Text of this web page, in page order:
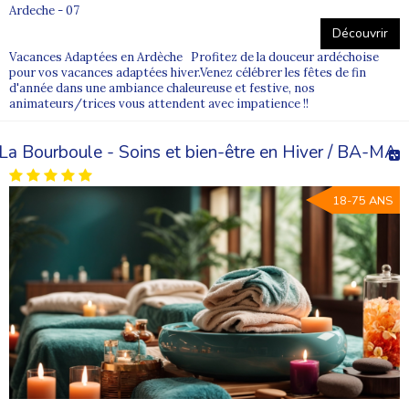
Nos conseillers vous accompagnent pour sélectionner un séjour
en adéquation avec l’autonomie et les attentes du vacancier.
Où consulter tous les séjours adaptés Supernova ?
Découvrir l’ensemble des séjours adaptés Supernova
Ardeche - 07
Découvrir
Vacances Adaptées en Ardèche Profitez de la douceur ardéchoise
pour vos vacances adaptées hiver.Venez célébrer les fêtes de fin
d'année dans une ambiance chaleureuse et festive, nos
animateurs/trices vous attendent avec impatience !!
Bourboule - Soins et bien-être en Hiver / BA-MA
18-75 ANS